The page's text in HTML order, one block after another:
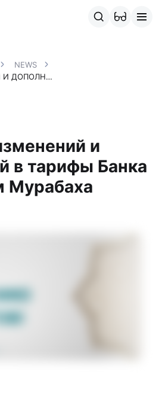
NEWS
ВНЕСЕНИЕ ИЗМЕНЕНИЙ И ДОПОЛНЕНИЙ В ТАРИФЫ БАНКА ПО СДЕЛКАМ МУРАБАХА
и
в тарифы Банка
Мурабаха